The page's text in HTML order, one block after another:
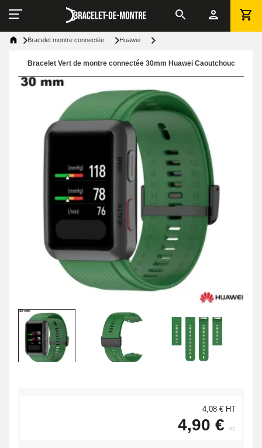
Bracelet montre connectée Huawei
Bracelet Vert de montre connectée 30mm Huawei Caoutchouc
4,08 € HT
4,90 € ttc